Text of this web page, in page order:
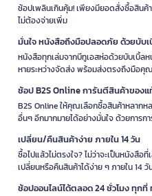
ช้อปเพลินเกินคุ้ม! เพียงมียอดสั่งซื้อสิน
ไม่ต้องจ่ายเพิ่ม
มั่นใจ หนังสือถึงมือปลอดภัย ด้วยบับ
หนังสือทุกเล่มจากบีทูเอสห่อด้วยบับเบิ้ล
หายระหว่างจัดส่ง พร้อมส่งตรงถึงมือ
ช้อป B2S Online การันตีสินค้าของแ
B2S Online ให้คุณเลือกซื้อสินค้าหลากห
อื่นๆ อีกมากมายได้อย่างมั่นใจ ด้วยการ
เปลี่ยน/คืนสินค้าง่าย ภายใน 14 วัน
ซื้อไปแล้วไม่ตรงใจ? ไม่ว่าจะเป็นหนังสื
เปลี่ยนหรือคืนสินค้าได้ง่าย ๆ ภายใน 14
ช้อปออนไลน์ได้ตลอด 24 ชั่วโมง ทุกที่